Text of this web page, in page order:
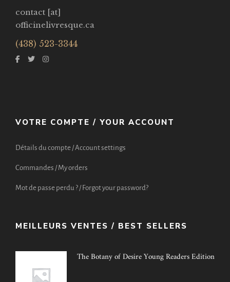
contact [at]
officinelivresque.ca
(438) 523-3344
VOTRE COMPTE / YOUR ACCOUNT
Détails du compte / Account settings
Commandes / My orders
Mot de passe perdu ? / Forgot your password?
MEILLEURS VENTES / BEST SELLERS
The Botany of Desire Young Readers Edition